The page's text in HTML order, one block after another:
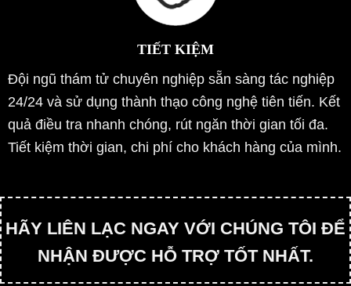
TIẾT KIỆM
Đội ngũ thám tử chuyên nghiệp sẵn sàng tác nghiệp
24/24 và sử dụng thành thạo công nghệ tiên tiến. Kết
quả điều tra nhanh chóng, rút ngăn thời gian tối đa.
Tiết kiệm thời gian, chi phí cho khách hàng của mình.
HÃY LIÊN LẠC NGAY VỚI CHÚNG TÔI ĐỂ
NHẬN ĐƯỢC HỖ TRỢ TỐT NHẤT.